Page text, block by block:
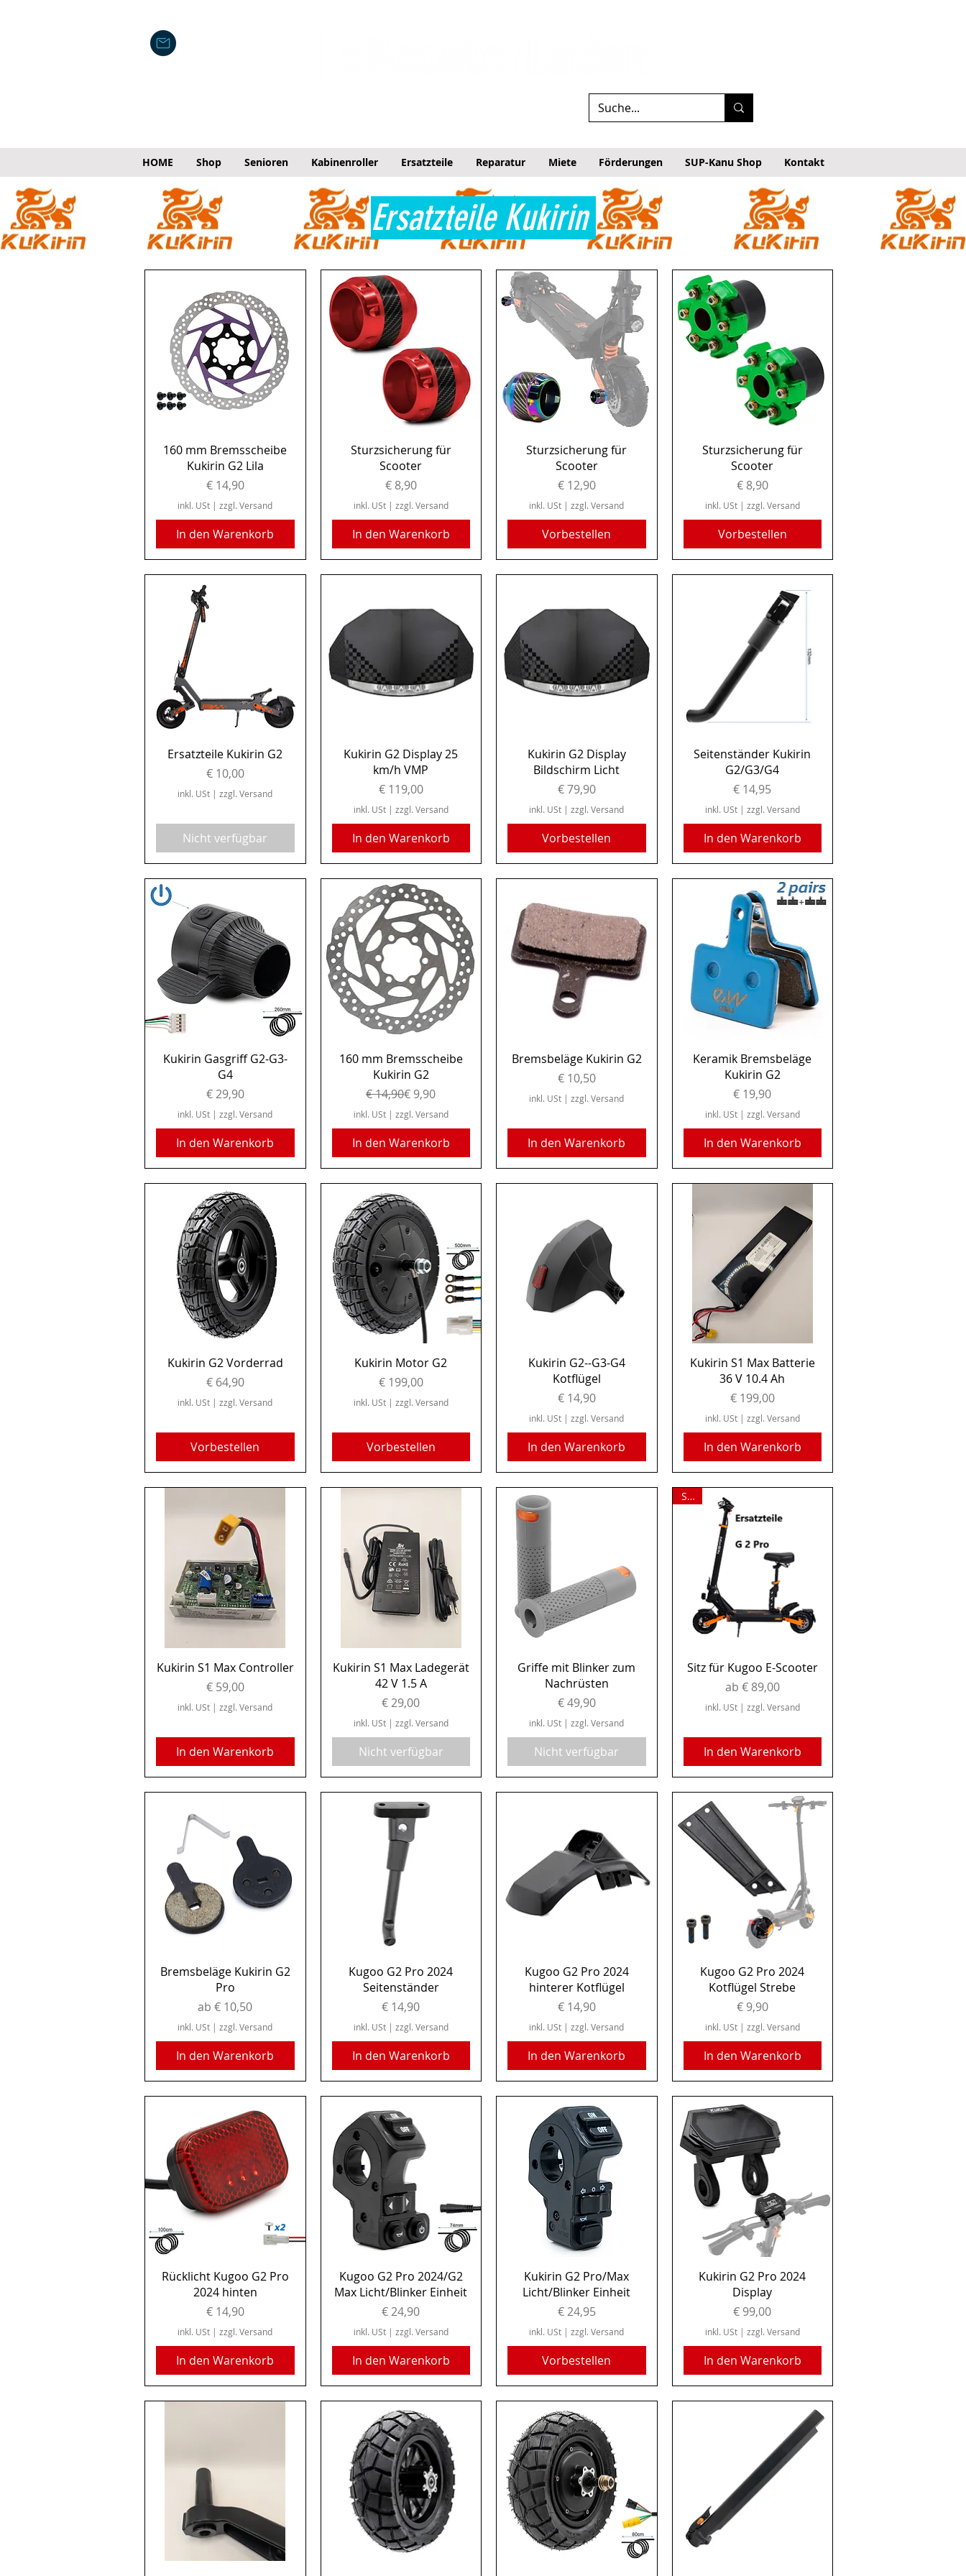
HOME Shop Senioren Kabinenroller Ersatzteile Reparatur Miete Förderungen SUP-Kanu Shop Kontakt
Ersatzteile Kukirin
Schnellansicht
160 mm Bremsscheibe
Kukirin G2 Lila
Preis
€ 14,90
inkl. USt |zzgl. Versand
In den Warenkorb
Schnellansicht
Sturzsicherung für
Scooter
Preis
€ 8,90
inkl. USt| zzgl. Versand
In den Warenkorb
Schnellansicht
Sturzsicherung für
Scooter
Preis
€ 12,90
inkl. USt |zzgl. Versand
Vorbestellen
Schnellansicht
Sturzsicherung für
Scooter
Preis
€ 8,90
inkl. USt| zzgl. Versand
Vorbestellen
Schnellansicht
Ersatzteile Kukirin G2
Preis
€ 10,00
inkl. USt |zzgl. Versand
Nicht verfügbar
Schnellansicht
Kukirin G2 Display 25
km/h VMP
Preis
€ 119,00
inkl. USt| zzgl. Versand
In den Warenkorb
Schnellansicht
Kukirin G2 Display
Bildschirm Licht
Preis
€ 79,90
inkl. USt |zzgl. Versand
Vorbestellen
Schnellansicht
Seitenständer Kukirin
G2/G3/G4
Preis
€ 14,95
inkl. USt| zzgl. Versand
In den Warenkorb
Schnellansicht
Kukirin Gasgriff G2-G3-
G4
Preis
€ 29,90
inkl. USt |zzgl. Versand
In den Warenkorb
Schnellansicht
160 mm Bremsscheibe
Kukirin G2
Standardpreis
€ 14,90Sale-Preis
€ 9,90
inkl. USt| zzgl. Versand
In den Warenkorb
Schnellansicht
Bremsbeläge Kukirin G2
Preis
€ 10,50
inkl. USt |zzgl. Versand
In den Warenkorb
Schnellansicht
Keramik Bremsbeläge
Kukirin G2
Preis
€ 19,90
inkl. USt| zzgl. Versand
In den Warenkorb
Schnellansicht
Kukirin G2 Vorderrad
Preis
€ 64,90
inkl. USt |zzgl. Versand
Vorbestellen
Schnellansicht
Kukirin Motor G2
Preis
€ 199,00
inkl. USt| zzgl. Versand
Vorbestellen
Schnellansicht
Kukirin G2--G3-G4
Kotflügel
Preis
€ 14,90
inkl. USt |zzgl. Versand
In den Warenkorb
Schnellansicht
Kukirin S1 Max Batterie
36 V 10.4 Ah
Preis
€ 199,00
inkl. USt| zzgl. Versand
In den Warenkorb
Schnellansicht
Kukirin S1 Max Controller
Preis
€ 59,00
inkl. USt |zzgl. Versand
In den Warenkorb
Schnellansicht
Kukirin S1 Max Ladegerät
42 V 1.5 A
Preis
€ 29,00
inkl. USt| zzgl. Versand
Nicht verfügbar
Schnellansicht
Griffe mit Blinker zum
Nachrüsten
Preis
€ 49,90
inkl. USt |zzgl. Versand
Nicht verfügbar
Schnellansicht
Sale
Sitz für Kugoo E-Scooter
ab € 89,00
Sale-Preis
inkl. USt| zzgl. Versand
In den Warenkorb
Schnellansicht
Bremsbeläge Kukirin G2
Pro
ab€ 10,50
Sale-Preis
inkl. USt |zzgl. Versand
In den Warenkorb
Schnellansicht
Kugoo G2 Pro 2024
Seitenständer
Preis
€ 14,90
inkl. USt| zzgl. Versand
In den Warenkorb
Schnellansicht
Kugoo G2 Pro 2024
hinterer Kotflügel
Preis
€ 14,90
inkl. USt |zzgl. Versand
In den Warenkorb
Schnellansicht
Kugoo G2 Pro 2024
Kotflügel Strebe
Preis
€ 9,90
inkl. USt| zzgl. Versand
In den Warenkorb
Schnellansicht
Rücklicht Kugoo G2 Pro
2024 hinten
Preis
€ 14,90
inkl. USt |zzgl. Versand
In den Warenkorb
Schnellansicht
Kugoo G2 Pro 2024/G2
Max Licht/Blinker Einheit
Preis
€ 24,90
inkl. USt| zzgl. Versand
In den Warenkorb
Schnellansicht
Kukirin G2 Pro/Max
Licht/Blinker Einheit
Preis
€ 24,95
inkl. USt |zzgl. Versand
Vorbestellen
Schnellansicht
Kukirin G2 Pro 2024
Display
Preis
€ 99,00
inkl. USt| zzgl. Versand
In den Warenkorb